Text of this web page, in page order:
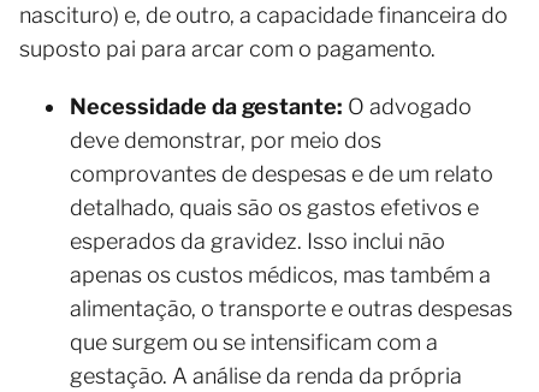
nascituro) e, de outro, a capacidade financeira do
suposto pai para arcar com o pagamento.
Necessidade da gestante: O advogado
deve demonstrar, por meio dos
comprovantes de despesas e de um relato
detalhado, quais são os gastos efetivos e
esperados da gravidez. Isso inclui não
apenas os custos médicos, mas também a
alimentação, o transporte e outras despesas
que surgem ou se intensificam com a
gestação. A análise da renda da própria